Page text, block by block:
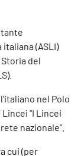
(ASLI)
del
nel Polo
"I Lincei
nazionale".
cui (per